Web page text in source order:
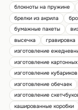
блокноты на пружине
брелки из акрила
бумажные пакеты
высечка
гравировка
изготовление
изготовление
изготовление кубариков
изготовление обечаек
изготовление
кашированные коробки